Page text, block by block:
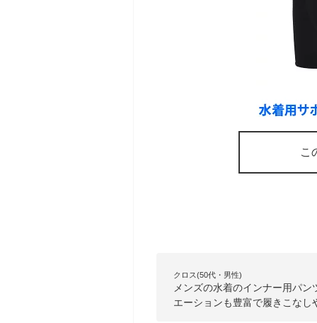
こ
クロス(50代・男性)
メンズの水着のインナー用パ
エーションも豊富で履きこなし